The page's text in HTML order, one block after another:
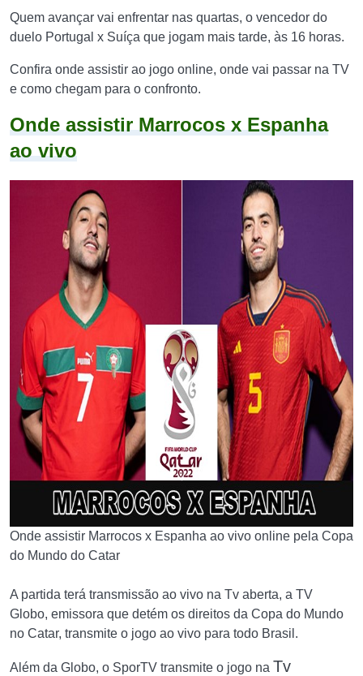
Quem avançar vai enfrentar nas quartas, o vencedor do
duelo Portugal x Suíça que jogam mais tarde, às 16 horas.
Confira onde assistir ao jogo online, onde vai passar na TV
e como chegam para o confronto.
Onde assistir Marrocos x Espanha
ao vivo
Onde assistir Marrocos x Espanha ao vivo online pela Copa
do Mundo do Catar
A partida terá transmissão ao vivo na Tv aberta, a TV
Globo, emissora que detém os direitos da Copa do Mundo
no Catar, transmite o jogo ao vivo para todo Brasil.
Além da Globo, o SporTV transmite o jogo na Tv